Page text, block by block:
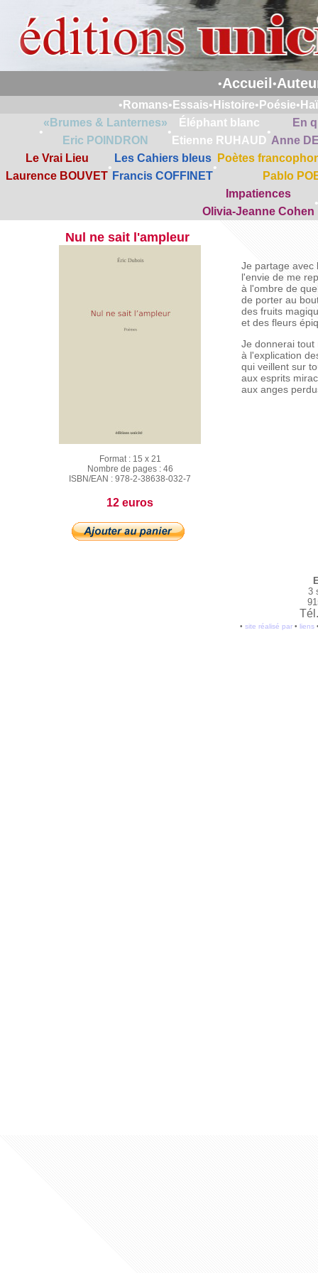
•Accueil •
• Romans• Essais• Histoire• Poésie•
•
«Brumes & Lanternes»
Eric POINDRON
•
Éléphant blanc
Etienne RUHAUD
•
En
Anne
Le Vrai Lieu
Laurence BOUVET
•
Les Cahiers bleus
Francis COFFINET
•
Poètes
Pablo
Impatiences
Olivia-Jeanne Cohen
•
Nul ne sait l'ampleur
Format : 15 x 21
Nombre de pages : 46
ISBN/EAN : 978-2-38638-032-7
12 euros
Je partage avec
l'envie de me
à l'ombre de
de porter au
des fruits
et des fleurs
Je donnerai tout
à l'explication
qui veillent sur
aux esprits
aux anges
3
• site réalisé par• liens